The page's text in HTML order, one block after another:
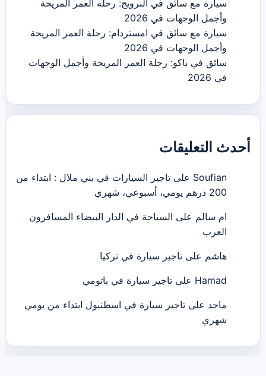
سيارة مع سائق في النرويج: رحلة العمر المريحة
وأجمل الوجهات في 2026
سيارة مع سائق في امستردام: رحلة العمر المريحة
وأجمل الوجهات في 2026
سائق في باكو: رحلة العمر المريحة وأجمل الوجهات
في 2026
أحدث التعليقات
Soufian على تاجير السيارات في بني ملال : ابتداء من
200 درهم يومي، أسبوعي، شهري
ام سالم على السياحة في الدار البيضاء المسافرون
العرب
هاشم على تاجير سيارة في تركيا
Hamad على تاجير سيارة في باتومي
ماجد على تاجير سيارة في اسطنبول ابتداء من يومي
شهري